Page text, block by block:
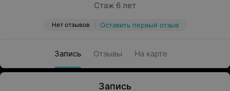
Стаж 6 лет
Нет отзывов Оставить первый отзыв
Запись Отзывы На карте
Запись